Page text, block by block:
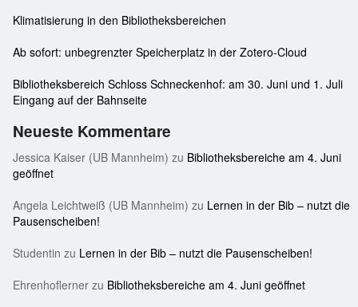
Klimatisierung in den Bibliotheksbereichen
Ab sofort: unbegrenzter Speicherplatz in der Zotero-Cloud
Bibliotheksbereich Schloss Schneckenhof: am 30. Juni und 1. Juli
Eingang auf der Bahnseite
Neueste Kommentare
Jessica Kaiser (UB Mannheim) zu Bibliotheksbereiche am 4. Juni
geöffnet
Angela Leichtweiß (UB Mannheim) zu Lernen in der Bib – nutzt die
Pausenscheiben!
Studentin zu Lernen in der Bib – nutzt die Pausenscheiben!
Ehrenhoflerner zu Bibliotheksbereiche am 4. Juni geöffnet